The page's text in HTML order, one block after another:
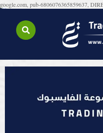
google.com, pub-6806076365859637,